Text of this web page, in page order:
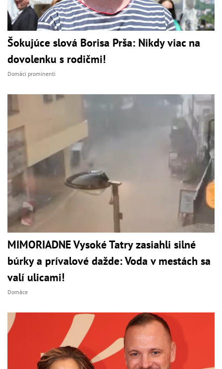
Šokujúce slová Borisa Prša: Nikdy viac na
dovolenku s rodičmi!
Domáci prominenti
MIMORIADNE Vysoké Tatry zasiahli silné
búrky a prívalové dažde: Voda v mestách sa
valí ulicami!
Domáce